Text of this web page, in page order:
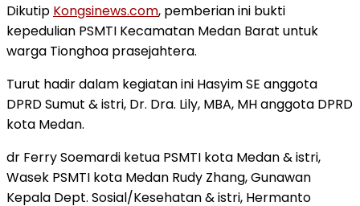
Dikutip Kongsinews.com, pemberian ini bukti
kepedulian PSMTI Kecamatan Medan Barat untuk
warga Tionghoa prasejahtera.
Turut hadir dalam kegiatan ini Hasyim SE anggota
DPRD Sumut & istri, Dr. Dra. Lily, MBA, MH anggota DPRD
kota Medan.
dr Ferry Soemardi ketua PSMTI kota Medan & istri,
Wasek PSMTI kota Medan Rudy Zhang, Gunawan
Kepala Dept. Sosial/Kesehatan & istri, Hermanto